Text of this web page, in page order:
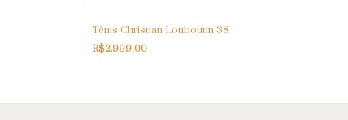
Tênis Christian Louboutin 38
R$2.999,00